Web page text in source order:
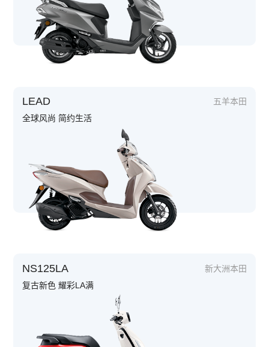
LEAD
五羊本田
全球风尚 简约生活
NS125LA
新大洲本田
复古新色 耀彩LA满